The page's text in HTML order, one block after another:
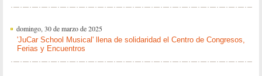
domingo, 30 de marzo de 2025
'JuCar School Musical' llena de solidaridad el Centro de Congresos,
Ferias y Encuentros